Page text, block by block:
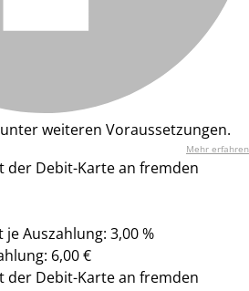
weiteren Voraussetzungen.
Mehr erfahren
der Debit-Karte an fremden
Auszahlung: 3,00 %
6,00 €
der Debit-Karte an fremden